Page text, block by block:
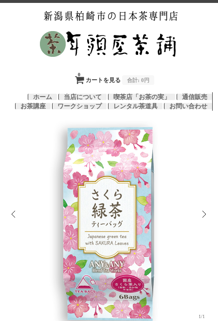
カートを見る
0
合計: 0円
ホーム 当店について 喫茶店「お茶の実」
通信販売
お茶講座
ワークショップ レンタル茶道具 お問い合わせ
1/1